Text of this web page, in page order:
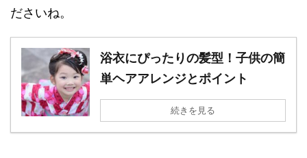
ださいね。
浴衣にぴったりの髪型！子供の簡
単ヘアアレンジとポイント
続きを見る